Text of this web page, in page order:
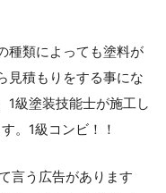
種類によっても塗料が
見積もりをする事にな
1級塗装技能士が施工し
。1級コンビ！！
言う広告があります